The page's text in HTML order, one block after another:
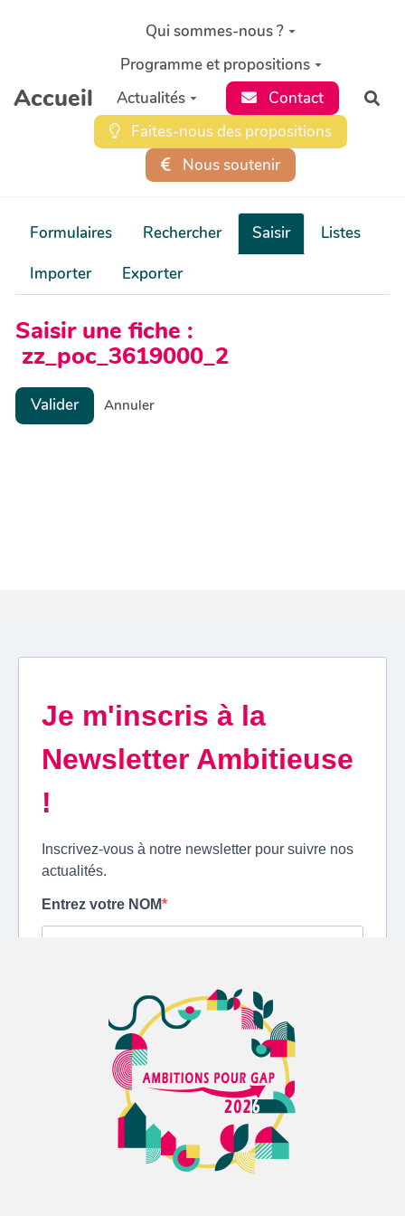
Aller au contenu principal
Accueil
Qui sommes-nous ?
Programme et propositions
Actualités
Contact
Faites-nous des propositions
Nous soutenir
Formulaires Rechercher Saisir
Listes
Importer
Exporter
Saisir une fiche :
zz_poc_3619000_2
Valider Annuler